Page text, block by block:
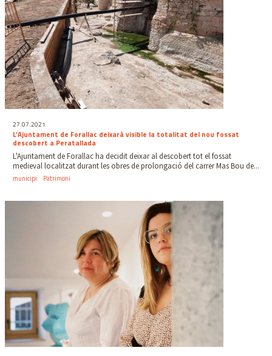
27.07.2021
L’Ajuntament de Forallac deixarà visible la totalitat del nou fossat
descobert a Peratallada
L'Ajuntament de Forallac ha decidit deixar al descobert tot el fossat
medieval localitzat durant les obres de prolongació del carrer Mas Bou de...
municipi
Patrimoni